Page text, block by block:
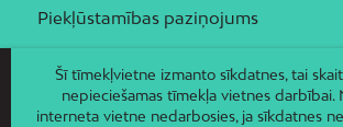
Piekļūstamības paziņojums
Šī tīmekļvietne izmanto sīkdatnes, tai
nepieciešamas tīmekļa vietnes darbībai.
interneta vietne nedarbosies, ja sīkdatnes